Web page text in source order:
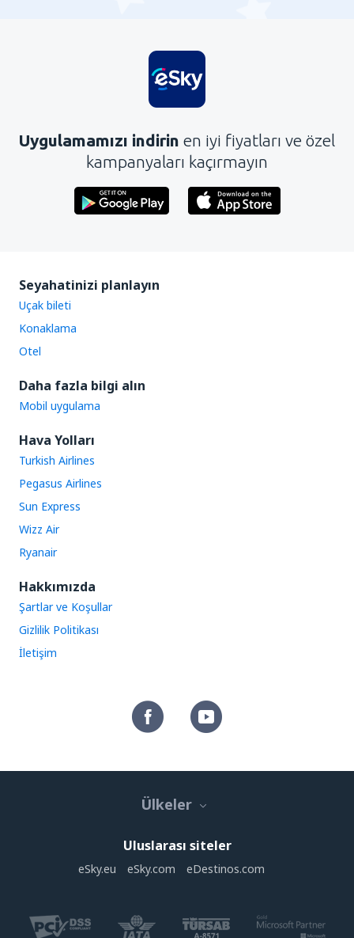
Uygulamamızı indirin en iyi fiyatları ve özel
kampanyaları kaçırmayın
Seyahatinizi planlayın
Uçak bileti
Konaklama
Otel
Daha fazla bilgi alın
Mobil uygulama
Hava Yolları
Turkish Airlines
Pegasus Airlines
Sun Express
Wizz Air
Ryanair
Hakkımızda
Şartlar ve Koşullar
Gizlilik Politikası
İletişim
Ülkeler
Uluslarası siteler
eSky.eu eSky.com eDestinos.com